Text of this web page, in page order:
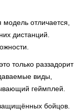
отличается,
дистанций.
только раззадорит
виды,
геймплей.
бойцов.